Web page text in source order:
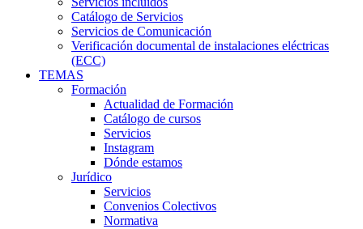
Catálogo de Servicios
Servicios de Comunicación
Verificación documental de instalaciones eléctricas
(ECC)
TEMAS
Formación
Actualidad de Formación
Catálogo de cursos
Servicios
Instagram
Dónde estamos
Jurídico
Servicios
Convenios Colectivos
Normativa